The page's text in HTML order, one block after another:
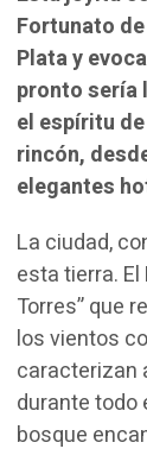
Fortunato
Plata y
pronto sería
el espíritu
rincón,
elegantes
La ciudad,
esta tierra.
Torres” que
los vientos
caracterizan
durante todo
bosque